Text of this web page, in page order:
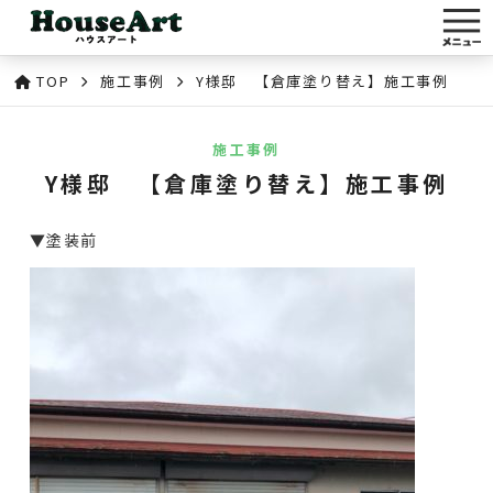
TOP 施工事例 Y様邸 【倉庫塗り替え】施工事例
施工事例
Y様邸 【倉庫塗り替え】施工事例
▼塗装前